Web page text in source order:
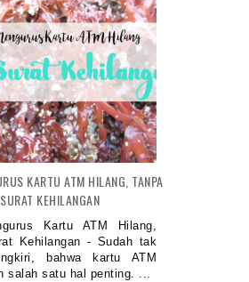
KARTU ATM HILANG, TANPA
SURAT KEHILANGAN
Kartu ATM Hilang,
Kehilangan - Sudah tak
bahwa kartu ATM
salah satu hal penting. ...